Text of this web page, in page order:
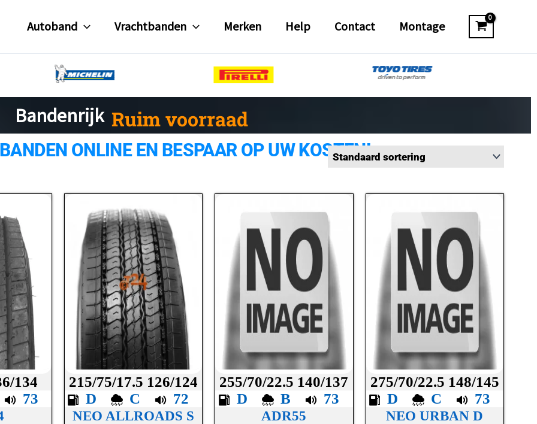
Autoband Vrachtbanden Merken Help Contact Montage
Bandenrijk Ruim voorraad
ONLINE EN BESPAAR OP UW KOSTEN!
134
73
215/75/17.5 126/124
D
C 72
NEO ALLROADS S
255/70/22.5 140/137
D
B 73
ADR55
275/70/22.5 148/145
D
C 73
NEO URBAN D